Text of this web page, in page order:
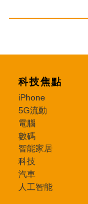
科技焦點
iPhone
5G流動
電腦
數碼
智能家居
科技
汽車
人工智能